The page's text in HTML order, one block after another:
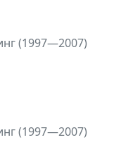
(1997—2007)
(1997—2007)